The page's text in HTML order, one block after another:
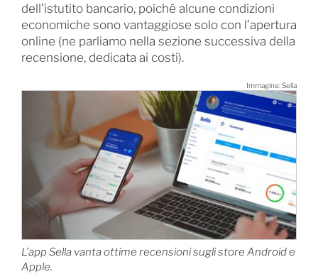
dell’istutito bancario, poiché alcune condizioni
economiche sono vantaggiose solo con l’apertura
online (ne parliamo nella sezione successiva della
recensione, dedicata ai costi).
Immagine: Sella
L’app Sella vanta ottime recensioni sugli store Android e
Apple.